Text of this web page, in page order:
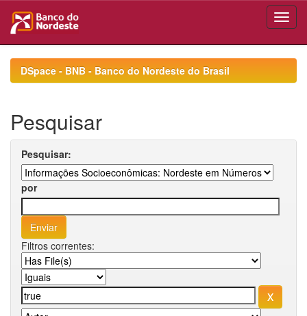
navigationDSpace - BNB - Banco do Nordeste do Brasil
Pesquisar
Pesquisar:
por
Filtros correntes: